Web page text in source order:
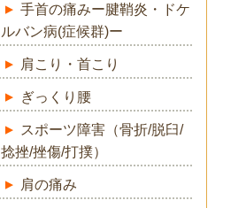
手首の痛みー腱鞘炎・ドケ
ルバン病(症候群)ー
肩こり・首こり
ぎっくり腰
スポーツ障害（骨折/脱臼/
捻挫/挫傷/打撲）
肩の痛み